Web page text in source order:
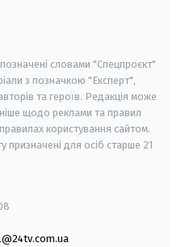
позначені словами "Спецпроєкт"
з позначкою "Експерт",
та героїв. Редакція може
щодо реклами та правил
користування сайтом.
призначені для осіб старше 21